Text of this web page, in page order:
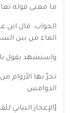
ما معنى قوله
الجواب: قال
الماء من بين
واستشهد بقول
تجرّ بها
الدوامس
[الإعجاز البياني